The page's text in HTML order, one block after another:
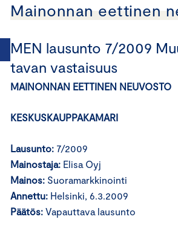
Mainonnan eettinen
MEN lausunto 7/2009
tavan vastaisuus
MAINONNAN EETTINEN NEUVOSTO
KESKUSKAUPPAKAMARI
Lausunto: 7/2009
Mainostaja: Elisa Oyj
Mainos: Suoramarkkinointi
Annettu: Helsinki, 6.3.2009
Päätös: Vapauttava lausunto